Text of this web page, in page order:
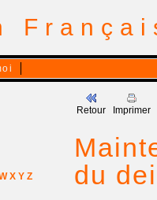
X Y Z
Retour Imprimer
du